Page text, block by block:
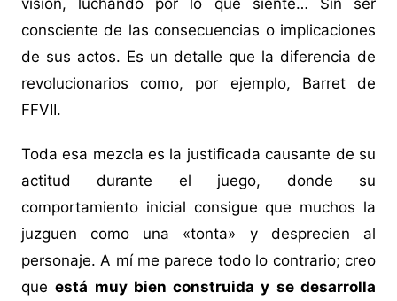
visión, luchando por lo que siente… Sin ser
consciente de las consecuencias o implicaciones
de sus actos. Es un detalle que la diferencia de
revolucionarios como, por ejemplo, Barret de
FFVII.
Toda esa mezcla es la justificada causante de su
actitud durante el juego, donde su
comportamiento inicial consigue que muchos la
juzguen como una «tonta» y desprecien al
personaje. A mí me parece todo lo contrario; creo
queestá muy bien construida y se desarrolla